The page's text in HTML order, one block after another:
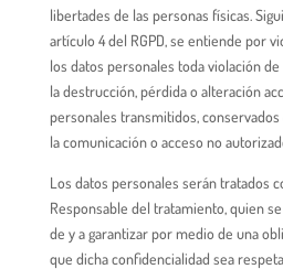
libertades de las personas físicas.
artículo 4 del RGPD, se entiende por
los datos personales toda violación
la destrucción, pérdida o alteración
personales transmitidos,
la comunicación o acceso no
Los datos personales serán tratados
Responsable del tratamiento, quien
de y a garantizar por medio de una
que dicha confidencialidad sea